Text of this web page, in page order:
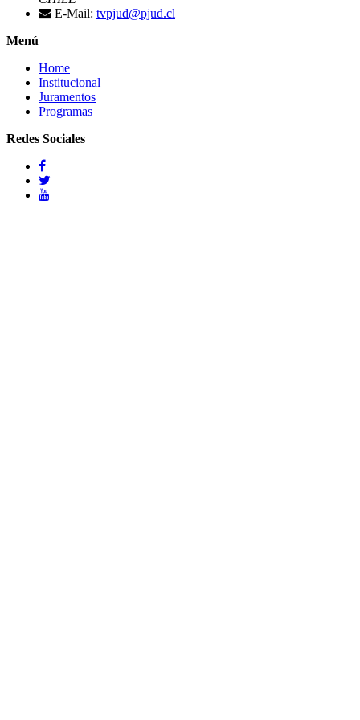
E-Mail: tvpjud@pjud.cl
Menú
Home
Institucional
Juramentos
Programas
Redes Sociales